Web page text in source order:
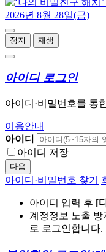
정지 재생
아이디 로그인
아이디·비밀번호를 통
이용안내
아이디
아이디 저장
다음
아이디·비밀번호 찾기
아이디 입력 후 [
계정정보 노출 방
로 로그인합니다.